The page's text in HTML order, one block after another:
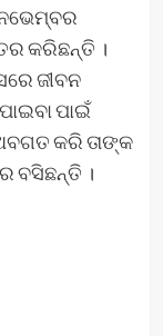
କରିଛନ୍ତି ।
ଜୀବନ
ପାଇଁ
କରି ତାଙ୍କ
ବସିଛନ୍ତି ।